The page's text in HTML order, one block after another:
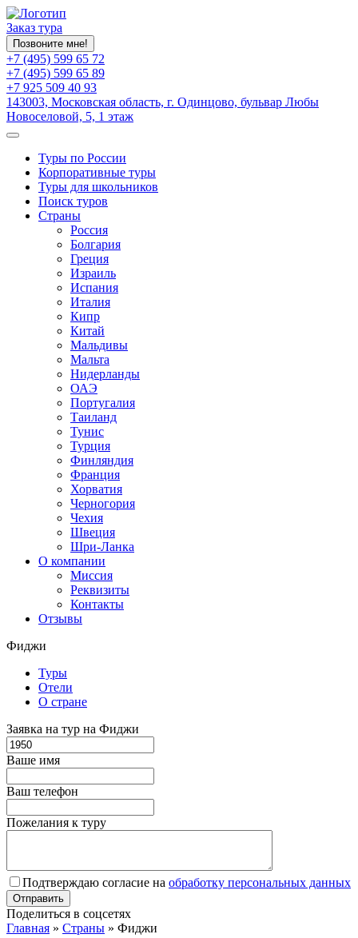
Заказ тура
Позвоните мне!
+7 (495) 599 65 72
+7 (495) 599 65 89
+7 925 509 40 93
143003, Московская область, г. Одинцово, бульвар Любы
Новоселовой, 5, 1 этаж
Туры по России
Корпоративные туры
Туры для школьников
Поиск туров
Страны
Россия
Болгария
Греция
Израиль
Испания
Италия
Кипр
Китай
Мальдивы
Мальта
Нидерланды
ОАЭ
Португалия
Таиланд
Тунис
Турция
Финляндия
Франция
Хорватия
Черногория
Чехия
Швеция
Шри-Ланка
О компании
Миссия
Реквизиты
Контакты
Отзывы
Фиджи
Туры
Отели
О стране
Заявка на тур на Фиджи
Ваше имя
Ваш телефон
Пожелания к туру
Подтверждаю согласие на обработку персональных данных
Поделиться в соцсетях
Главная » Страны » Фиджи